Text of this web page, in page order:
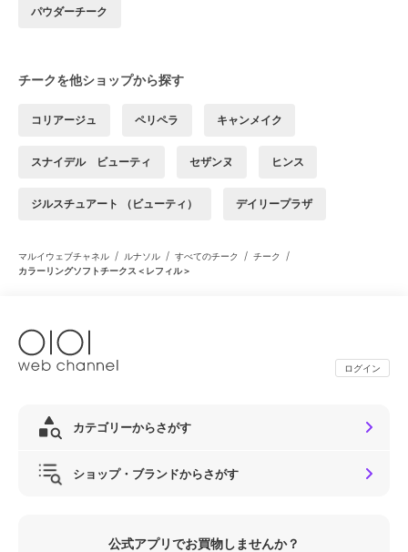
パウダーチーク
チークを他ショップから探す
コリアージュ ペリペラ キャンメイク
スナイデル ビューティ セザンヌ ヒンス
ジルスチュアート （ビューティ） デイリープラザ
マルイウェブチャネル / ルナソル / すべてのチーク / チーク /
カラーリングソフトチークス＜レフィル＞
ログイン
カテゴリーからさがす
ショップ・ブランドからさがす
公式アプリでお買物しませんか？